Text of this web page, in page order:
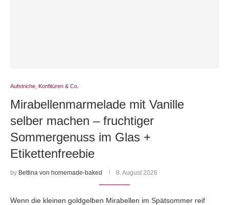
Aufstriche, Konfitüren & Co.
Mirabellenmarmelade mit Vanille
selber machen – fruchtiger
Sommergenuss im Glas +
Etikettenfreebie
by Bettina von homemade-baked 8. August 2026
Wenn die kleinen goldgelben Mirabellen im Spätsommer reif